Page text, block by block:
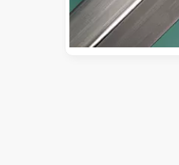
Путеводитель на